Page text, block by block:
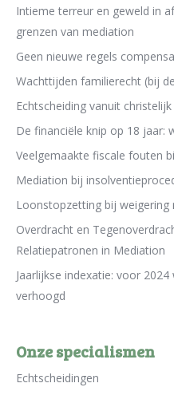
Intieme terreur en geweld in
grenzen van mediation
Geen nieuwe regels
Wachttijden familierecht (bij
Echtscheiding vanuit
De financiële knip op 18 jaar:
Veelgemaakte fiscale fouten
Mediation bij
Loonstopzetting bij weigering
Overdracht en
Relatiepatronen in Mediation
Jaarlijkse indexatie: voor
verhoogd
Onze specialismen
Echtscheidingen